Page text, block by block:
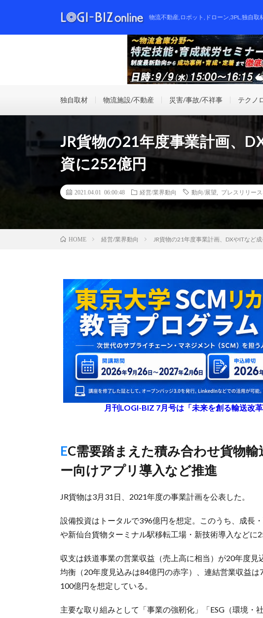
物流不動産,ロボット,ドローン,3PL,独自取
独自取材 物流施設/不動産 災害/事故/不祥事 テクノ
JR貨物の21年度事業計画、
資に252億円
2021.04.01 06:00:48 経営/業界動向 動向/展望 プレスリリー
HOME 経営/業界動向 JR貨物の21年度事業計画、DXやITなど
月刊LOGI-BIZ 7月号は「未来を創る輸送改
EC需要踏まえた積み合わせ貨物輸送コンテナ新設、ドライバ
ー向けアプリ導入など推進
JR貨物は3月31日、2021年度の事業計画を公表した。
設備投資はトータルで396億円を想定。このうち、成長
や新仙台貨物ターミナル駅移転工場・新技術導入などに
収支は鉄道事業の営業収益（売上高に相当）が20年度
均衡（20年度見込みは84億円の赤字）、連結営業収益
100億円を想定している。
主要な取り組みとして「事業の強靭化」「ESG（環境・